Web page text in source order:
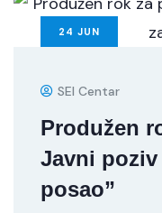
24 JUN
SEI Centar
Produžen
Javni poziv
posao”